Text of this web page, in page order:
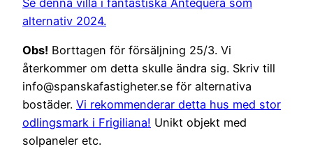
alternativ 2024.
Obs! Borttagen för försäljning 25/3. Vi
återkommer om detta skulle ändra sig. Skriv till
info@spanskafastigheter.se för alternativa
bostäder. Vi rekommenderar detta hus med stor
odlingsmark i Frigiliana! Unikt objekt med
solpaneler etc.